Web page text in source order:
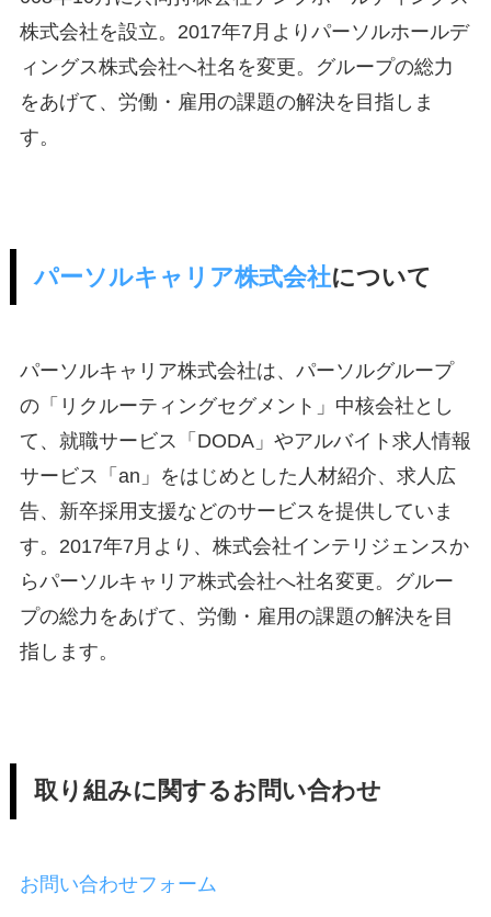
株式会社を設立。2017年7月よりパーソルホールデ
ィングス株式会社へ社名を変更。グループの総力
をあげて、労働・雇用の課題の解決を目指しま
す。
パーソルキャリア株式会社について
パーソルキャリア株式会社は、パーソルグループ
の「リクルーティングセグメント」中核会社とし
て、就職サービス「DODA」やアルバイト求人情報
サービス「an」をはじめとした人材紹介、求人広
告、新卒採用支援などのサービスを提供していま
す。2017年7月より、株式会社インテリジェンスか
らパーソルキャリア株式会社へ社名変更。グルー
プの総力をあげて、労働・雇用の課題の解決を目
指します。
取り組みに関するお問い合わせ
お問い合わせフォーム